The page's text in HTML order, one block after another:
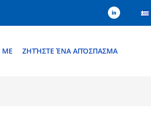
ΜΕ ΖΗΤΉΣΤΕ ΈΝΑ ΑΠΌΣΠΑΣΜΑ